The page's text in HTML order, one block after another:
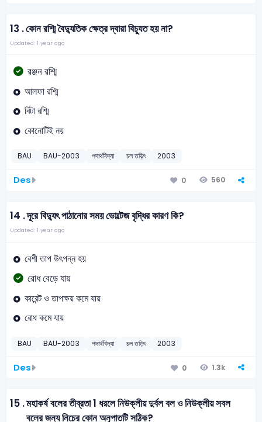
13 .কোন রশ্মি বৈদ্যুতিক ক্ষেত্র দ্বারা বিচ্যুত হয় না?
Updated: 1 year ago
রঞ্জন রশ্মি
আলফা রশ্মি
বিটা রশ্মি
কোনোটিই নয়
BAU BAU-2003 পদার্থবিদ্যা চল তড়িৎ 2003
Des 0 560
14 .দূরে বিদ্যুৎ পাঠানোর সময় ভোল্টেজ বৃদ্ধির কারণ কি?
Updated: 1 year ago
বেশী তাপ উৎপন্ন হয়
রোধ বেড়ে যায়
কারেন্ট ও তাপক্ষয় কমে যায়
রোধ কমে যায়
BAU BAU-2003 পদার্থবিদ্যা চল তড়িৎ 2003
Des 0 1.3k
15 .মহাকর্ষ বলের তীব্রতা 1 ধরলে নিউক্লীয় দুর্বল বল ও নিউক্লীয় সবল
বলের জন্য নিচের কোন অনুপাতটি সঠিক?